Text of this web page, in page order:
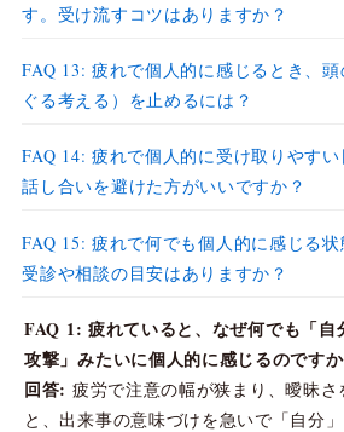
す。受け流すコツはありますか？
FAQ 13: 疲れで個人的に感じるとき、
ぐる考える）を止めるには？
FAQ 14: 疲れで個人的に受け取りやす
話し合いを避けた方がいいですか？
FAQ 15: 疲れで何でも個人的に感じる状
受診や相談の目安はありますか？
FAQ 1: 疲れていると、なぜ何でも「自
攻撃」みたいに個人的に感じるのです
回答: 疲労で注意の幅が狭まり、曖昧
と、出来事の意味づけを急いで「自分